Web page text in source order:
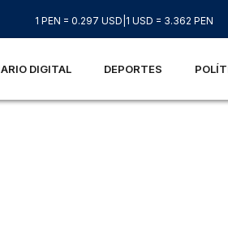
1 PEN = 0.297 USD 1 USD = 3.362 PEN
DIGITAL DEPORTES